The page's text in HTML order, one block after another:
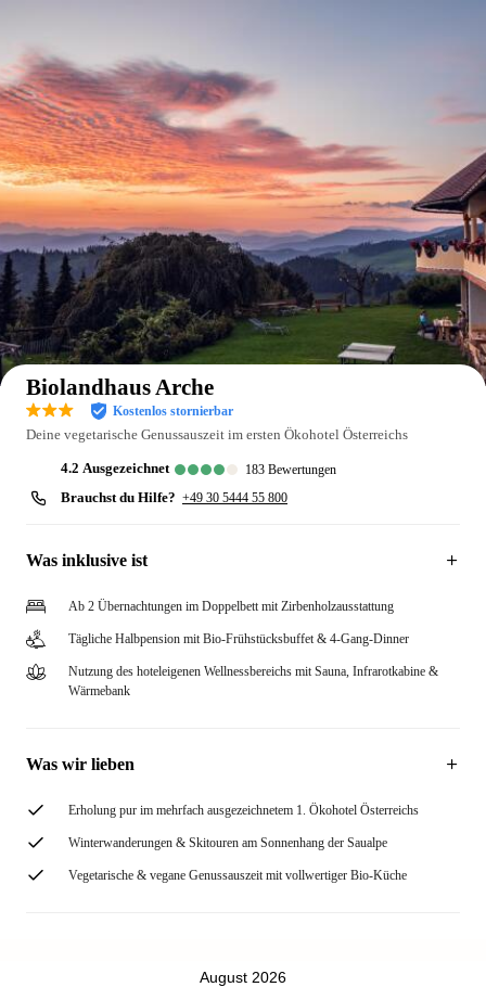
Auf der Karte anzeigen
Biolandhaus Arche
Kostenlos stornierbar
Deine vegetarische Genussauszeit im ersten Ökohotel Österreichs
4.2 ausgezeichnet 183 Bewertungen
Brauchst du Hilfe? +49 30 5444 55 800
Was inklusive ist
Ab 2 Übernachtungen im Doppelbett mit Zirbenholzausstattung
Tägliche Halbpension mit Bio-Frühstücksbuffet & 4-Gang-Dinner
Nutzung des hoteleigenen Wellnessbereichs mit Sauna, Infrarotkabine &
Wärmebank
Was wir lieben
Erholung pur im mehrfach ausgezeichnetem 1. Ökohotel Österreichs
Winterwanderungen & Skitouren am Sonnenhang der Saualpe
Vegetarische & vegane Genussauszeit mit vollwertiger Bio-Küche
August 2026